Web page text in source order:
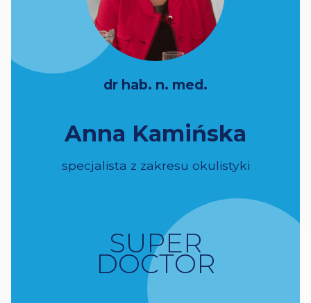
dr hab. n. med.
Anna Kamińska
specjalista z zakresu okulistyki
SUPER
DOCTOR